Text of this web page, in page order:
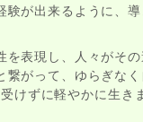
験が出来るように、導
を表現し、人々がそ
繋がって、ゆらぎな
けずに軽やかに生き